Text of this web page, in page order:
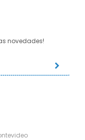
novedades!